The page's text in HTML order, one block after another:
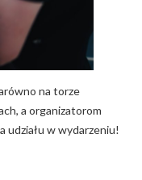
na torze
a organizatorom
udziału w wydarzeniu!